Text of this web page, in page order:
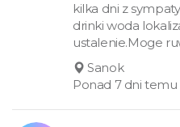
kilka dni z
drinki woda
ustalenie.Moge
Sanok
Ponad 7 dni temu